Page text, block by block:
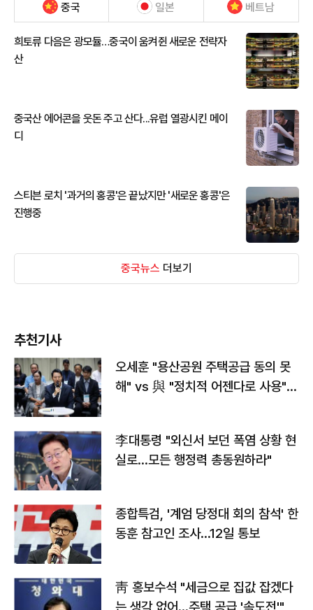
중국 일본 베트남
희토류 다음은 광모듈…중국이 움켜쥔 새로운 전략자
산
중국산 에어콘을 웃돈 주고 산다...유럽 열광시킨 메이
디
스티븐 로치 '과거의 홍콩'은 끝났지만 '새로운 홍콩'은
진행중
중국뉴스 더보기
추천기사
오세훈 "용산공원 주택공급 동의 못
해" vs 與 "정치적 어젠다로 사용"
李대통령 "외신서 보던 폭염 상황 현
실로…모든 행정력 총동원하라"
종합특검, '계엄 당정대 회의 참석' 한
동훈 참고인 조사...12일 통보
靑 홍보수석 "세금으로 집값 잡겠다